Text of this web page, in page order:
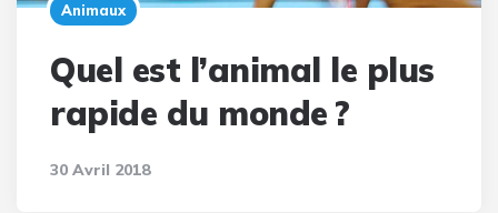
Animaux
Quel est l’animal le plus
rapide du monde ?
30 Avril 2018